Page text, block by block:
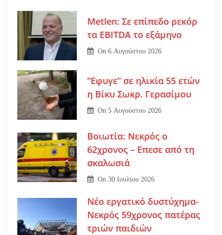
Metlen: Σε επίπεδο ρεκόρ
τα EBITDA το εξάμηνο
On6 Αυγούστου 2026
“Εφυγε” σε ηλικία 55 ετών
η Βίκυ Σωκρ. Γερασίμου
On5 Αυγούστου 2026
Βοιωτία: Νεκρός ο
62χρονος – Επεσε από τη
σκαλωσιά
On30 Ιουλίου 2026
Νέο εργατικό δυστύχημα-
Νεκρός 59χρονος πατέρας
τριών παιδιών